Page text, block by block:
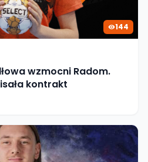
144
wzmocni Radom.
kontrakt